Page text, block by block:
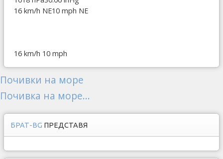
16 km/h NE10 mph NE
16 km/h 10 mph
Почивки на море
Почивка на море...
БРАТ-BG ПРЕДСТАВЯ